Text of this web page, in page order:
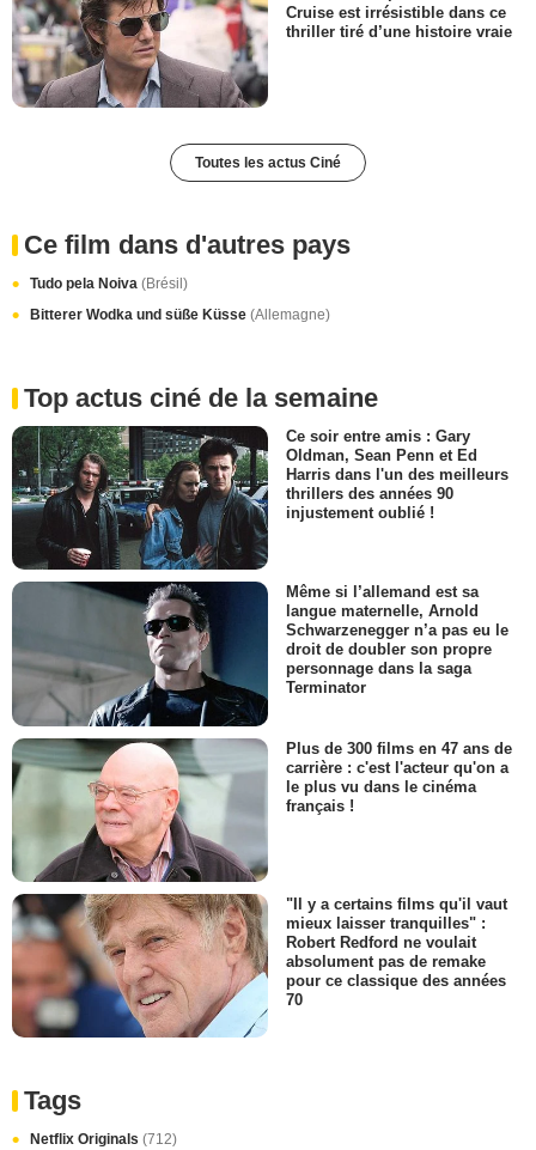
Cruise est irrésistible dans ce
thriller tiré d’une histoire vraie
Toutes les actus Ciné
Ce film dans d'autres pays
Tudo pela Noiva (Brésil)
Bitterer Wodka und süße Küsse (Allemagne)
Top actus ciné de la semaine
Ce soir entre amis : Gary
Oldman, Sean Penn et Ed
Harris dans l'un des meilleurs
thrillers des années 90
injustement oublié !
Même si l’allemand est sa
langue maternelle, Arnold
Schwarzenegger n’a pas eu le
droit de doubler son propre
personnage dans la saga
Terminator
Plus de 300 films en 47 ans de
carrière : c'est l'acteur qu'on a
le plus vu dans le cinéma
français !
"Il y a certains films qu'il vaut
mieux laisser tranquilles" :
Robert Redford ne voulait
absolument pas de remake
pour ce classique des années
70
Tags
Netflix Originals (712)